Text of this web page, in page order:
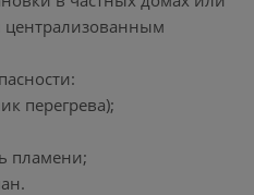
централизованным
перегрева);
пламени;